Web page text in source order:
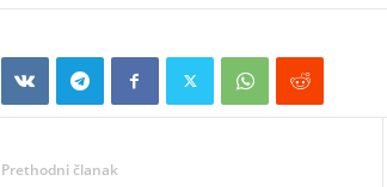
Prethodni članak